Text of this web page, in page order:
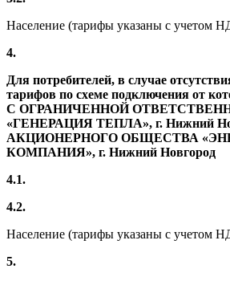
Население (тарифы указаны с учетом
4.
Для потребителей, в случае
тарифов по схеме подключения от
С ОГРАНИЧЕННОЙ
«ГЕНЕРАЦИЯ ТЕПЛА», г. Нижний
АКЦИОНЕРНОГО ОБЩЕСТВА
КОМПАНИЯ», г. Нижний Новгород
4.1.
4.2.
Население (тарифы указаны с учетом
5.